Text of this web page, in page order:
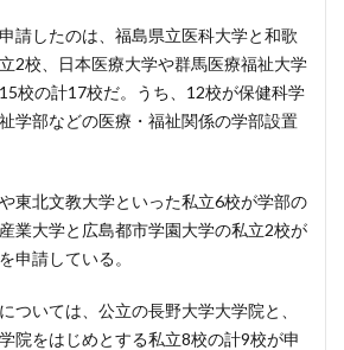
請したのは、福島県立医科大学と和歌
2校、日本医療大学や群馬医療福祉大学
校の計17校だ。うち、12校が保健科学
学部などの医療・福祉関係の学部設置
東北文教大学といった私立6校が学部の
業大学と広島都市学園大学の私立2校が
申請している。
ついては、公立の長野大学大学院と、
院をはじめとする私立8校の計9校が申